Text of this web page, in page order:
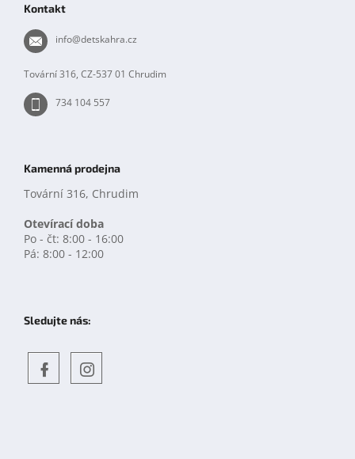
Kontakt
info@detskahra.cz
Tovární 316, CZ-537 01 Chrudim
734 104 557
Kamenná prodejna
Tovární 316, Chrudim
Otevírací doba
Po - čt: 8:00 - 16:00
Pá: 8:00 - 12:00
Sledujte nás: